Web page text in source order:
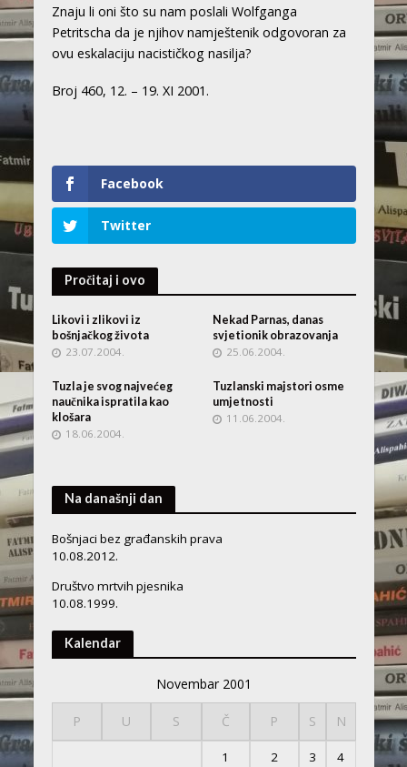
Znaju li oni što su nam poslali Wolfganga
Petritscha da je njihov namještenik odgovoran za
ovu eskalaciju nacističkog nasilja?
Broj 460, 12. – 19. XI 2001.
Facebook
Twitter
Pročitaj i ovo
Likovi i zlikovi iz
bošnjačkog života
23.07.2004.
Nekad Parnas, danas
svjetionik obrazovanja
25.06.2004.
Tuzla je svog najvećeg
naučnika ispratila kao
klošara
18.06.2004.
Tuzlanski majstori osme
umjetnosti
11.06.2004.
Na današnji dan
Bošnjaci bez građanskih prava
10.08.2012.
Društvo mrtvih pjesnika
10.08.1999.
Kalendar
Novembar 2001
P U S Č P S N
1 2 3 4